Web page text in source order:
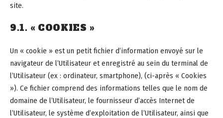
site.
9.1. « COOKIES »
Un « cookie » est un petit fichier d’information envoyé sur le
navigateur de l’Utilisateur et enregistré au sein du terminal de
l’Utilisateur (ex : ordinateur, smartphone), (ci-après « Cookies
»). Ce fichier comprend des informations telles que le nom de
domaine de l’Utilisateur, le fournisseur d’accès Internet de
l’Utilisateur, le système d’exploitation de l’Utilisateur, ainsi que